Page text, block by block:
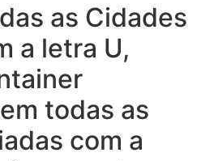
as Cidades
a letra U,
todas as
com a